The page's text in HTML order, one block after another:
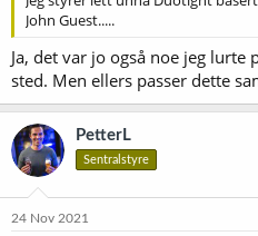
John Guest.....
Ja, det var jo også noe jeg lurte
sted. Men ellers passer dette
PetterL
Sentralstyre
24 Nov 2021